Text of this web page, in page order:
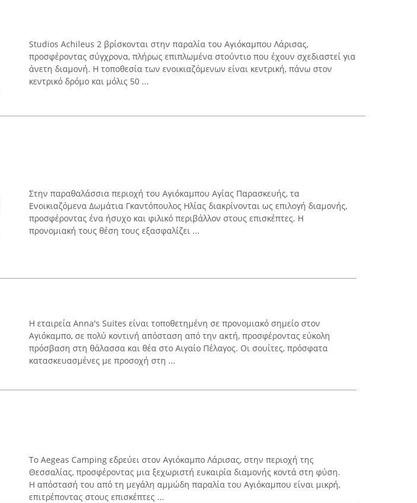
Studios Achileus 2 βρίσκονται στην παραλία του Αγιόκαμπου Λάρισας,
προσφέροντας σύγχρονα, πλήρως επιπλωμένα στούντιο που έχουν σχεδιαστεί για
άνετη διαμονή. Η τοποθεσία των ενοικιαζόμενων είναι κεντρική, πάνω στον
κεντρικό δρόμο και μόλις 50 ...
Στην παραθαλάσσια περιοχή του Αγιόκαμπου Αγίας Παρασκευής, τα
Ενοικιαζόμενα Δωμάτια Γκαντόπουλος Ηλίας διακρίνονται ως επιλογή διαμονής,
προσφέροντας ένα ήσυχο και φιλικό περιβάλλον στους επισκέπτες. Η
προνομιακή τους θέση τους εξασφαλίζει ...
Η εταιρεία Anna's Suites είναι τοποθετημένη σε προνομιακό σημείο στον
Αγιόκαμπο, σε πολύ κοντινή απόσταση από την ακτή, προσφέροντας εύκολη
πρόσβαση στη θάλασσα και θέα στο Αιγαίο Πέλαγος. Οι σουίτες, πρόσφατα
κατασκευασμένες με προσοχή στη ...
Το Aegeas Camping εδρεύει στον Αγιόκαμπο Λάρισας, στην περιοχή της
Θεσσαλίας, προσφέροντας μια ξεχωριστή ευκαιρία διαμονής κοντά στη φύση.
Η απόστασή του από τη μεγάλη αμμώδη παραλία του Αγιόκαμπου είναι μικρή,
επιτρέποντας στους επισκέπτες ...